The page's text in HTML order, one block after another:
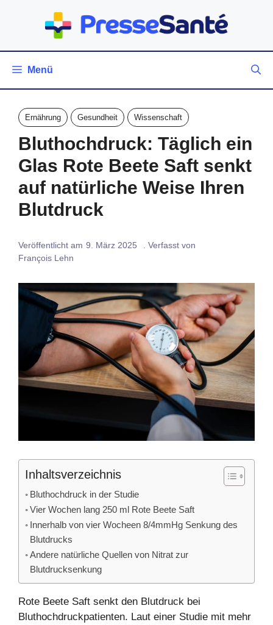
Menü
Ernährung Gesundheit Wissenschaft
Bluthochdruck: Täglich ein
Glas Rote Beete Saft senkt
auf natürliche Weise Ihren
Blutdruck
Veröffentlicht am 9. März 2025
. Verfasst von
François Lehn
Inhaltsverzeichnis
Bluthochdruck in der Studie
Vier Wochen lang 250 ml Rote Beete Saft
Innerhalb von vier Wocheen 8/4mmHg Senkung des
Blutdrucks
Andere natürliche Quellen von Nitrat zur
Blutdrucksenkung
Rote Beete Saft senkt den Blutdruck bei
Bluthochdruckpatienten. Laut einer Studie mit mehr